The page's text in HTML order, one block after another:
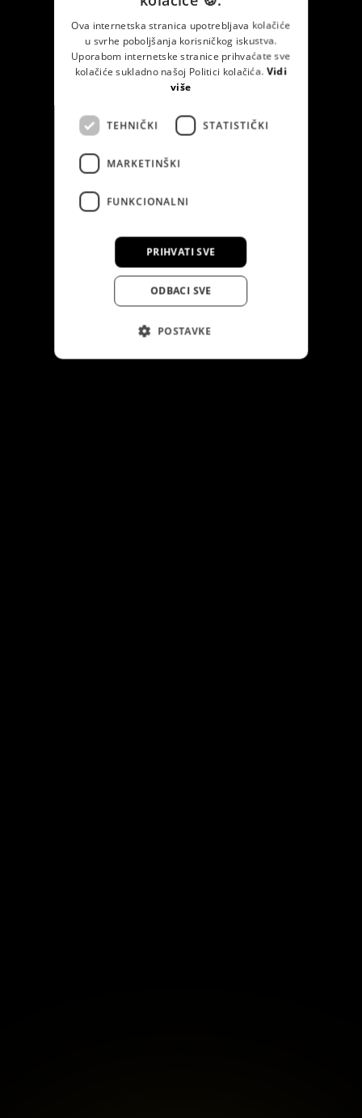
GERMAN
SERBIAN
Ova internetska stranica upotrebljava kolačiće
u svrhe poboljšanja korisničkog iskustva.
Uporabom internetske stranice prihvaćate sve
kolačiće sukladno našoj Politici kolačića. Vidi
više
TEHNIČKI STATISTIČKI
MARKETINŠKI
FUNKCIONALNI
PRIHVATI SVE
ODBACI SVE
POSTAVKE